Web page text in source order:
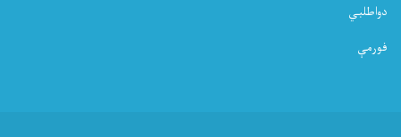
دواطلبي
فورمې